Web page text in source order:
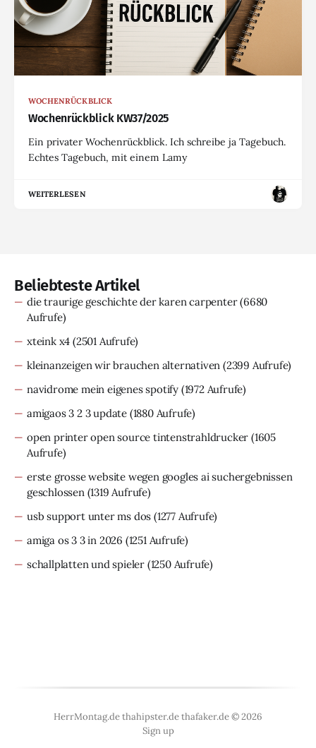
WOCHENRÜCKBLICK
Wochenrückblick KW37/2025
Ein privater Wochenrückblick. Ich schreibe ja Tagebuch.
Echtes Tagebuch, mit einem Lamy
WEITERLESEN
Beliebteste Artikel
die traurige geschichte der karen carpenter(6680
Aufrufe)
xteink x4 (2501 Aufrufe)
kleinanzeigen wir brauchen alternativen (2399 Aufrufe)
navidrome mein eigenes spotify (1972 Aufrufe)
amigaos 3 2 3 update (1880 Aufrufe)
open printer open source tintenstrahldrucker (1605
Aufrufe)
erste grosse website wegen googles ai suchergebnissen
geschlossen(1319 Aufrufe)
usb support unter ms dos (1277 Aufrufe)
amiga os 3 3 in 2026 (1251 Aufrufe)
schallplatten und spieler (1250 Aufrufe)
HerrMontag.de thahipster.de thafaker.de © 2026
Sign up